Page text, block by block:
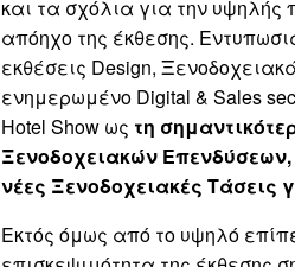
και τα σχόλια για την υψηλής
απόηχο της έκθεσης.
εκθέσεις Design,
ενημερωμένο Digital & Sales
Hotel Show ως τη
Ξενοδοχειακών Επενδύσεων,
νέες Ξενοδοχειακές Τάσεις
Εκτός όμως από το υψηλό